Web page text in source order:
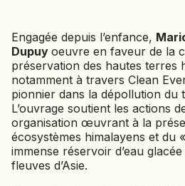
JAPON
JORDANIE
KAZAKHSTAN
KENYA
KOSOVO
LAOS
LETTONIE
Engagée depuis l’enfance,
Dupuy oeuvre en faveur de la
préservation des hautes terres
notamment à travers Clean
pionnier dans la dépollution du
L’ouvrage soutient les actions
organisation œuvrant à la
écosystèmes himalayens et du
immense réservoir d’eau
fleuves d’Asie.